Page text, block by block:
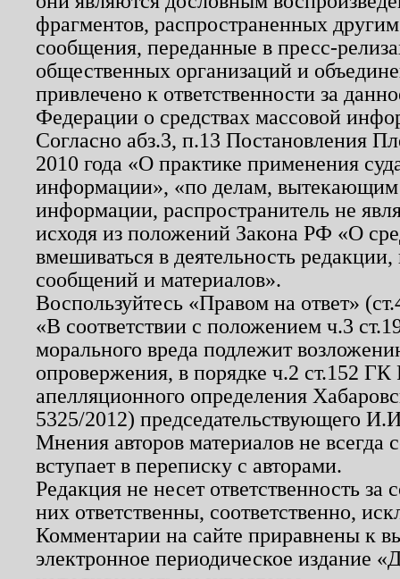
фрагментов, распространенных
сообщения, переданные в пресс-
общественных организаций и
привлечено к ответственности за
Федерации о средствах массовой
Согласно абз.3, п.13 Постановления
2010 года «О практике применения
информации», «по делам, вытекающим
информации, распространитель не
исходя из положений Закона РФ «О
вмешиваться в деятельность
сообщений и материалов».
Воспользуйтесь «Правом на ответ»
«В соответствии с положением ч.3
морального вреда подлежит
опровержения, в порядке ч.2 ст.152
апелляционного определения
5325/2012) председательствующего
Мнения авторов материалов не
вступает в переписку с авторами.
Редакция не несет ответственность
них ответственны, соответственно,
Комментарии на сайте приравнены к
электронное периодическое издание